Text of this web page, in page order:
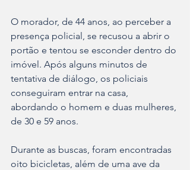
O morador, de 44 anos, ao perceber a
presença policial, se recusou a abrir o
portão e tentou se esconder dentro do
imóvel. Após alguns minutos de
tentativa de diálogo, os policiais
conseguiram entrar na casa,
abordando o homem e duas mulheres,
de 30 e 59 anos.
Durante as buscas, foram encontradas
oito bicicletas, além de uma ave da